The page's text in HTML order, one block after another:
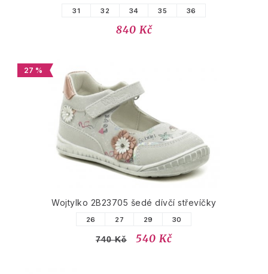
31 32 34 35 36
840 Kč
27 %
Wojtylko 2B23705 šedé dívčí střevíčky
26 27 29 30
740 Kč 540 Kč